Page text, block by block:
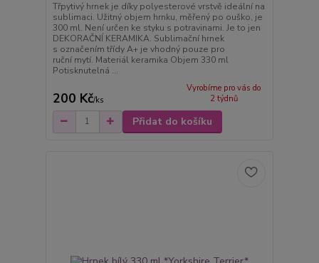
Třpytivý hrnek je díky polyesterové vrstvě ideální na
sublimaci. Užitný objem hrnku, měřený po ouško, je
300 ml. Není určen ke styku s potravinami. Je to jen
DEKORAČNÍ KERAMIKA. Sublimační hrnek
s označením třídy A+ je vhodný pouze pro
ruční mytí. Materiál keramika Objem 330 ml
Potisknutelná ...
200 Kč/ks
Vyrobíme pro vás do
2 týdnů
Přidat do košíku